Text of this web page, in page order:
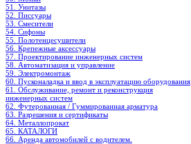
51. Унитазы
52. Писсуары
53. Смесители
54. Сифоны
55. Полотенцесушители
56. Крепежные аксессуары
57. Проектирование инженерных систем
58. Автоматизация и управление
59. Электромонтаж
60. Пусконаладка и ввод в эксплуатацию оборудования
61. Обслуживание, ремонт и реконструкция
инженерных систем
62. Футерованная / Гуммированная арматура
63. Разрешения и сертификаты
64. Металлопрокат
65. КАТАЛОГИ
66. Аренда автомобилей с водителем.